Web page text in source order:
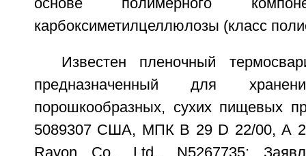
основе полимерного
карбоксиметилцеллюлозы (класс
Известен пленочный
предназначенный для
порошкообразных, сухих пищевых
5089307 США, МПК В 29 D 22/00, А
Rayon Co., Ltd.. N5267735;